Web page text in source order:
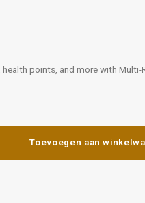
points, and more with Multi-
Toevoegen aan